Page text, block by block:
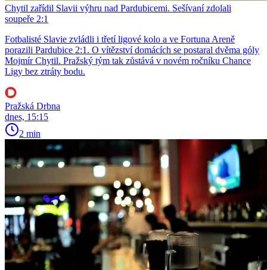
Chytil zařídil Slavii výhru nad Pardubicemi. Sešívaní zdolali
soupeře 2:1
Fotbalisté Slavie zvládli i třetí ligové kolo a ve Fortuna Areně
porazili Pardubice 2:1. O vítězství domácích se postaral dvěma góly
Mojmír Chytil. Pražský tým tak zůstává v novém ročníku Chance
Ligy bez ztráty bodu.
Pražská Drbna
dnes, 15:15
2 min